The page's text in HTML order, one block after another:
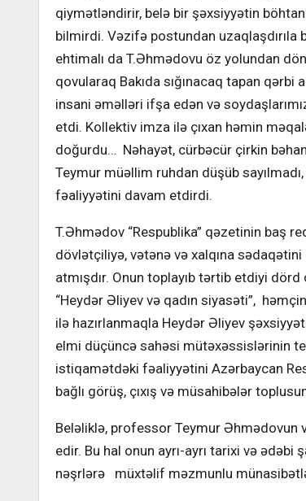
qiymətləndirir, belə bir şəxsiyyətin
bilmirdi. Vəzifə postundan uzaqlaşdırıla
ehtimalı da T.Əhmədovu öz yolundan
qovularaq Bakıda sığınacaq tapan qərbi
insani əməlləri ifşa edən və
etdi. Kollektiv imza ilə çıxan həmin
doğurdu… Nəhayət, cürbəcür çirkin
Teymur müəllim ruhdan düşüb
fəaliyyətini davam etdirdi.
T.Əhmədov “Respublika” qəzetinin baş
dövlətçiliyə, vətənə və xalqına
atmışdır. Onun toplayıb tərtib etdiyi
“Heydər Əliyev və qadın siyasəti”,
ilə hazırlanmaqla Heydər Əliyev
elmi düçüncə sahəsi mütəxəssislərinin
istiqamətdəki fəaliyyətini Azərbaycan
bağlı görüş, çıxış və müsahibələr
Beləliklə, professor Teymur
edir. Bu hal onun ayrı-ayrı tarixi və
nəşrlərə müxtəlif məzmunlu